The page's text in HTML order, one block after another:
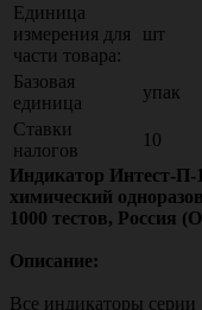
Единица
измерения для
части товара:
шт
Базовая
единица
упак
Ставки
налогов
10
Индикатор Интест-П-
химический
1000 тестов,
Описание:
Все индикаторы